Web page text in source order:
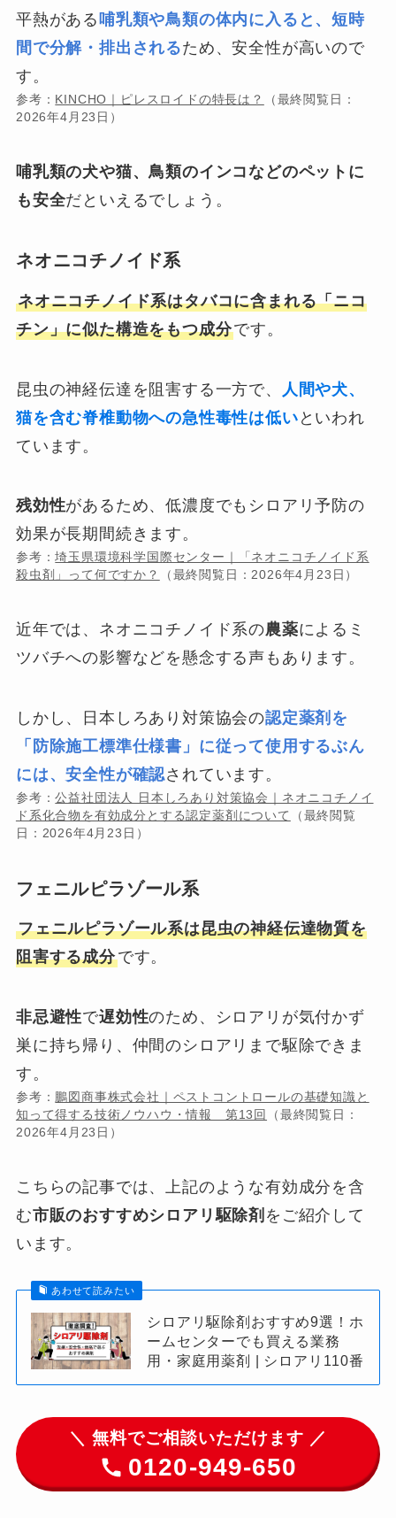
平熱がある 哺乳類や鳥類の体内に入ると、短時
間で分解・排出されるため、安全性が高いので
す。
参考： KINCHO｜ピレスロイドの特長は？
（最終閲覧日：
2026年4月23日）
哺乳類の犬や猫、鳥類のインコなどのペットに
も安全だといえるでしょう。
ネオニコチノイド系
ネオニコチノイド系はタバコに含まれる「ニコ
チン」に似た構造をもつ成分です。
昆虫の神経伝達を阻害する一方で、
人間や犬、
猫を含む脊椎動物への急性毒性は低い といわれ
ています。
残効性があるため、低濃度でもシロアリ予防の
効果が長期間続きます。
参考：埼玉県環境科学国際センター｜「ネオニコチノイド系
殺虫剤」って何ですか？
（最終閲覧日：2026年4月23日）
近年では、ネオニコチノイド系の農薬によるミ
ツバチへの影響などを懸念する声もあります。
しかし、日本しろあり対策協会の認定薬剤を
「防除施工標準仕様書」に従って使用するぶん
には、安全性が確認されています。
参考：公益社団法人 日本しろあり対策協会｜ネオニコチノイ
ド系化合物を有効成分とする認定薬剤について
（最終閲覧
日：2026年4月23日）
フェニルピラゾール系
フェニルピラゾール系は昆虫の神経伝達物質を
阻害する成分です。
非忌避性で遅効性のため、シロアリが気付かず
巣に持ち帰り、仲間のシロアリまで駆除できま
す。
参考： 鵬図商事株式会社｜ペストコントロールの基礎知識と
知って得する技術ノウハウ・情報 第13回
（最終閲覧日：
2026年4月23日）
こちらの記事では、上記のような有効成分を含
む市販のおすすめシロアリ駆除剤 をご紹介して
います。
あわせて読みたい
シロアリ駆除剤おすすめ9選！ホ
ームセンターでも買える業務
用・家庭用薬剤 | シロアリ110番
＼ 無料でご相談いただけます ／
0120-949-650